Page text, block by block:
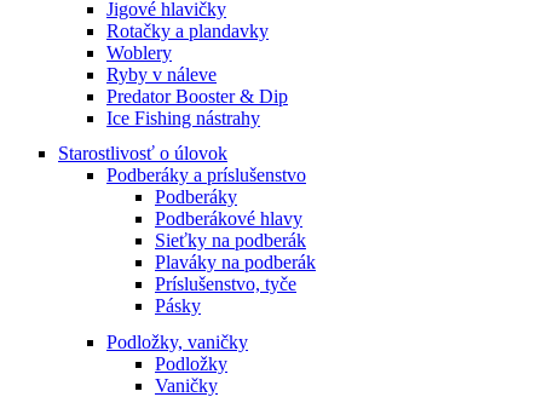
Jigové hlavičky
Rotačky a plandavky
Woblery
Ryby v náleve
Predator Booster & Dip
Ice Fishing nástrahy
Starostlivosť o úlovok
Podberáky a príslušenstvo
Podberáky
Podberákové hlavy
Sieťky na podberák
Plaváky na podberák
Príslušenstvo, tyče
Pásky
Podložky, vaničky
Podložky
Vaničky